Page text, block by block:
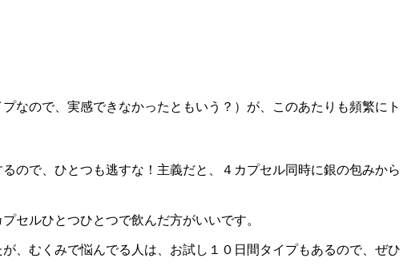
なので、実感できなかったともいう？）が、このあたりも頻繁にト
ので、ひとつも逃すな！主義だと、４カプセル同時に銀の包みから
セルひとつひとつで飲んだ方がいいです。
、むくみで悩んでる人は、お試し１０日間タイプもあるので、ぜひ